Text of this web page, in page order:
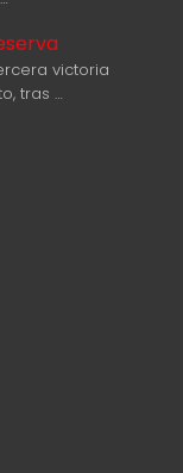
victoria
tras …